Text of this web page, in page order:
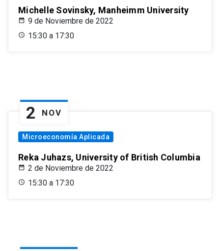
Michelle Sovinsky, Manheimm University
9 de Noviembre de 2022
15:30 a 17:30
2 NOV
Microeconomía Aplicada
Reka Juhazs, University of British Columbia
2 de Noviembre de 2022
15:30 a 17:30